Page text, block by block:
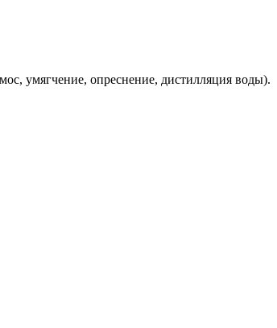
умягчение, опреснение, дистилляция воды).